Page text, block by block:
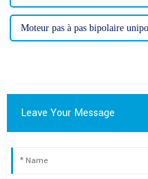
Moteur pas à pas bipolaire
Leave Your Message